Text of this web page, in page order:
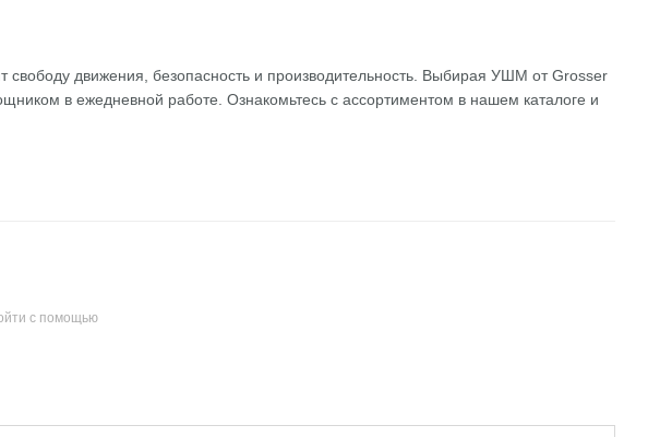
свободу движения, безопасность и производительность. Выбирая УШМ от Grosser
в ежедневной работе. Ознакомьтесь с ассортиментом в нашем каталоге и
с помощью